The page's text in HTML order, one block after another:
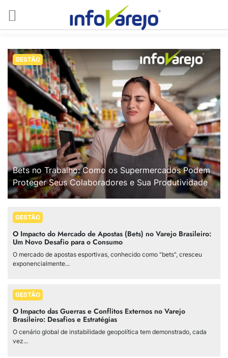
GESTÃO
Bets no Trabalho: Como os Supermercados Podem
Proteger Seus Colaboradores e Sua Produtividade
GESTÃO
O Impacto do Mercado de Apostas (Bets) no Varejo Brasileiro:
Um Novo Desafio para o Consumo
O mercado de apostas esportivas, conhecido como "bets", cresceu
exponencialmente...
GESTÃO
O Impacto das Guerras e Conflitos Externos no Varejo
Brasileiro: Desafios e Estratégias
O cenário global de instabilidade geopolítica tem demonstrado, cada
vez...